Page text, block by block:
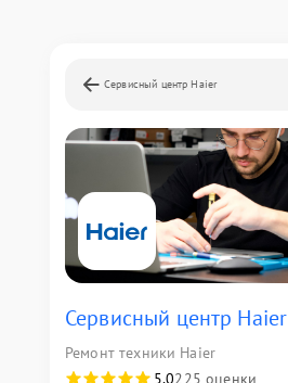
Сервисный центр Haier
Сервисный центр Haier
Ремонт техники Haier
5,0225 оценки